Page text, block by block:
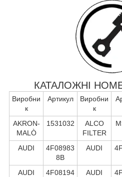
КАТАЛОЖНІ
Виробни
к
Артикул
Виробни
к
AKRON-
MALÒ
1531032
ALCO
FILTER
AUDI
4F08983
8B
AUDI
AUDI
4F08194
AUDI